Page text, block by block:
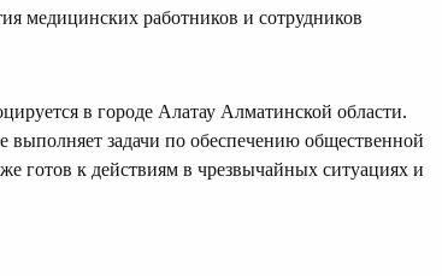
медицинских работников и сотрудников
в городе Алатау Алматинской области.
выполняет задачи по обеспечению общественной
готов к действиям в чрезвычайных ситуациях и